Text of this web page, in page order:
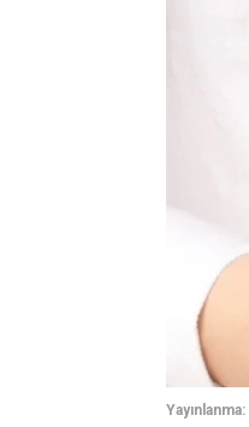
Yayınlanma: